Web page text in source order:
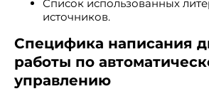
Список использованных
источников.
Специфика написания
работы по
управлению